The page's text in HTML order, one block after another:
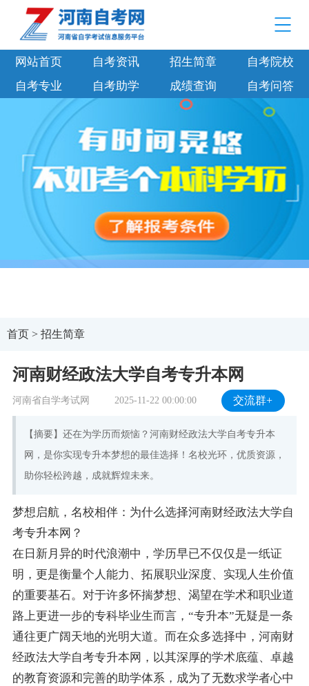
网站首页 自考资讯 招生简章
自考院校
自考专业
自考助学 成绩查询 自考问答
首页> 招生简章
河南财经政法大学自考专升本网
河南省自学考试网 2025-11-22 00:00:00 交流群+
【摘要】还在为学历而烦恼？河南财经政法大学自考专升本
网，是你实现专升本梦想的最佳选择！名校光环，优质资源，
助你轻松跨越，成就辉煌未来。
梦想启航，名校相伴：为什么选择河南财经政法大学自
考专升本网？
在日新月异的时代浪潮中，学历早已不仅仅是一纸证
明，更是衡量个人能力、拓展职业深度、实现人生价值
的重要基石。对于许多怀揣梦想、渴望在学术和职业道
路上更进一步的专科毕业生而言，“专升本”无疑是一条
通往更广阔天地的光明大道。而在众多选择中，河南财
经政法大学自考专升本网，以其深厚的学术底蕴、卓越
的教育资源和完善的助学体系，成为了无数求学者心中